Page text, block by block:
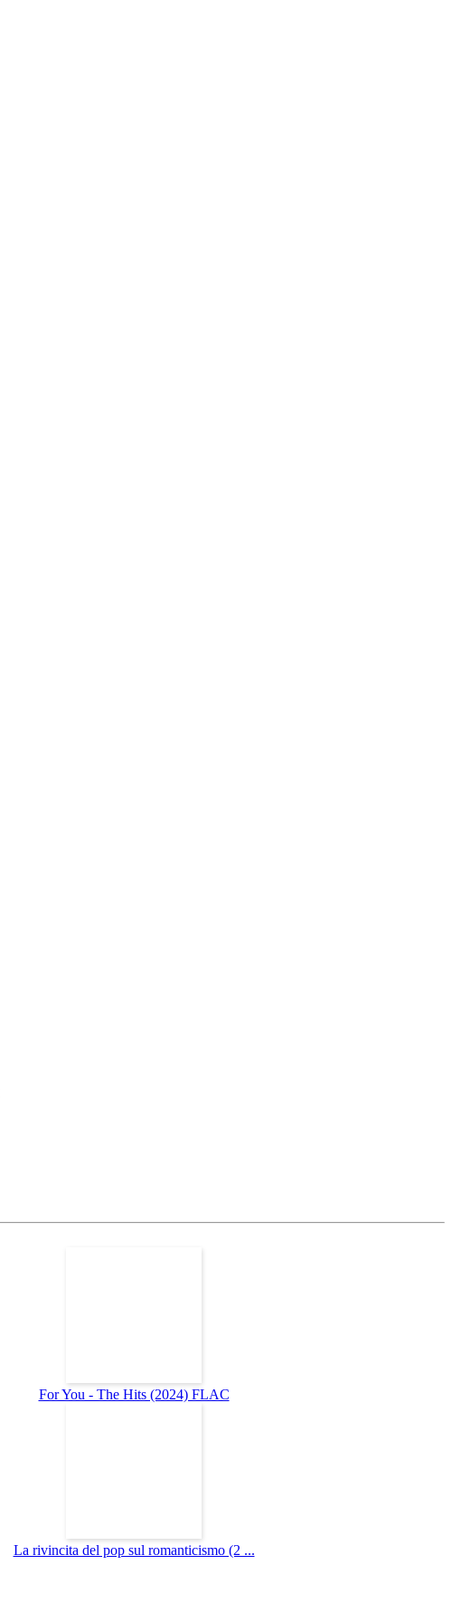
For You - The Hits (2024) FLAC
La rivincita del pop sul romanticismo (2 ...